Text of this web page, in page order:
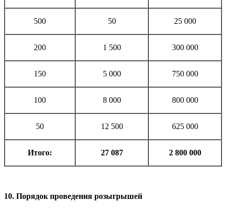
500 50 25 000
200 1 500 300 000
150 5 000 750 000
100 8 000 800 000
50 12 500 625 000
Итого: 27 087 2 800 000
10. Порядок проведения розыгрышей